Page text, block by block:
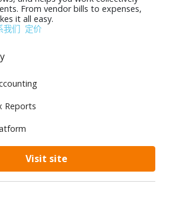
From vendor bills to expenses,
it all easy.
我们 定价
Reports
Visit site